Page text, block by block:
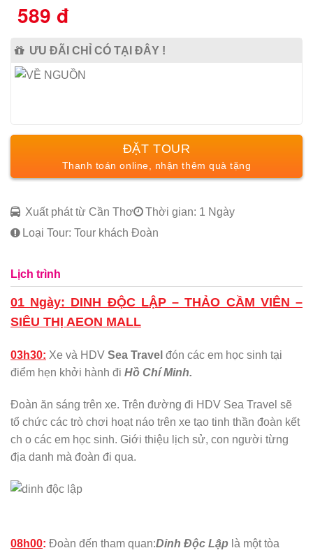
589 đ
ƯU ĐÃI CHỈ CÓ TẠI ĐÂY !
ĐẶT TOUR
Xuất phát từ Cần Thơ
Thời gian: 1 Ngày
Loại Tour: Tour khách Đoàn
Lịch trình
01 Ngày: DINH ĐỘC LẬP – THẢO CẦM VIÊN –
SIÊU THỊ AEON MALL
03h30: Xe và HDV Sea Travel đón các em học sinh tại
điểm hẹn khởi hành đi Hồ Chí Minh.
Đoàn ăn sáng trên xe. Trên đường đi HDV Sea Travel sẽ
tổ chức các trò chơi hoạt náo trên xe tạo tinh thần đoàn kết
ch o các em học sinh. Giới thiệu lịch sử, con người từng
địa danh mà đoàn đi qua.
08h00: Đoàn đến tham quan:Dinh Độc Lập là một tòa